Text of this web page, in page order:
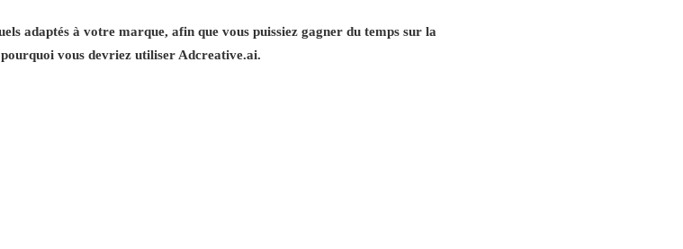
adaptés à votre marque, afin que vous puissiez gagner du temps sur la
vous devriez utiliser Adcreative.ai.